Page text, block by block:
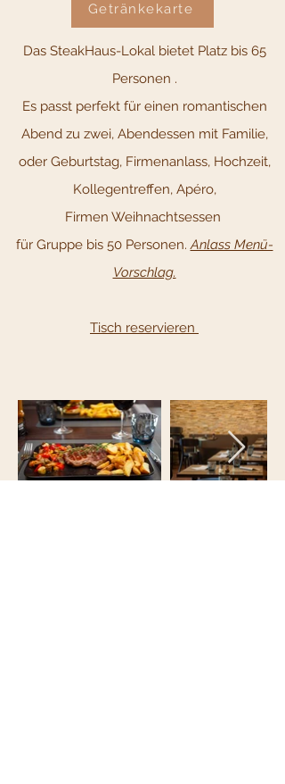
Getränkekarte
Das SteakHaus-Lokal bietet Platz bis 65
Personen .
Es passt perfekt für einen romantischen
Abend zu zwei, Abendessen mit Familie,
oder Geburtstag, Firmenanlass, Hochzeit,
Kollegentreffen, Apéro,
Firmen Weihnachtsessen
für Gruppe bis 50 Personen.Anlass Menü-
Vorschlag.
Tisch reservieren